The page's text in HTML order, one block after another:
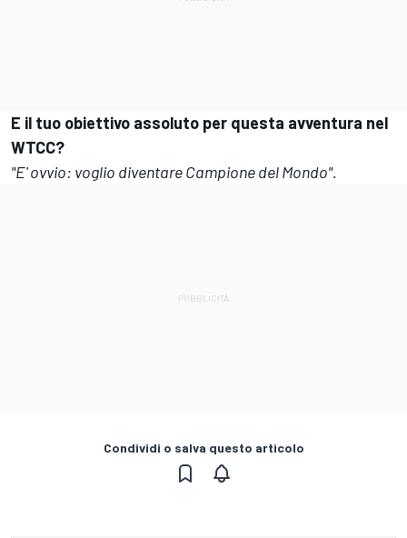
E il tuo obiettivo assoluto per questa avventura nel
WTCC?
"E' ovvio: voglio diventare Campione del Mondo".
Condividi o salva questo articolo